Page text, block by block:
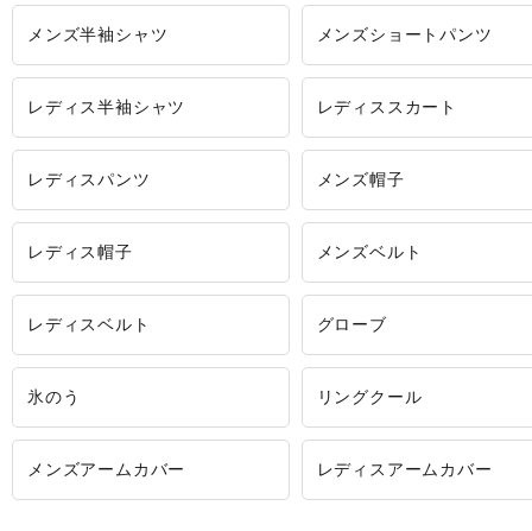
メンズ半袖シャツ メンズショートパンツ
レディス半袖シャツ レディススカート
レディスパンツ メンズ帽子
レディス帽子 メンズベルト
レディスベルト グローブ
氷のう リングクール
メンズアームカバー レディスアームカバー